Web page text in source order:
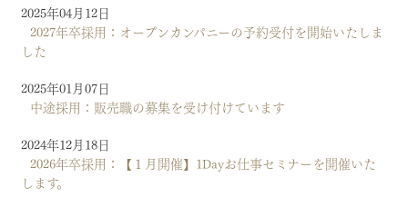
2025年04月12日
2027年卒採用：オープンカンパニーの予約受付を開始いたしま
した
2025年01月07日
中途採用：販売職の募集を受け付けています
2024年12月18日
2026年卒採用：【１月開催】1Dayお仕事セミナーを開催いた
します。